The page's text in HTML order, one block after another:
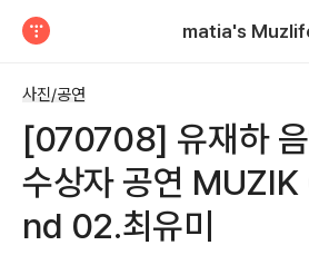
matia's
사진/공연
[070708] 유재하 음
수상자 공연
nd 02.최유미